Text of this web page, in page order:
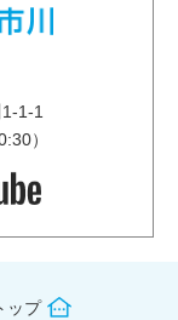
1-1
）
ップ